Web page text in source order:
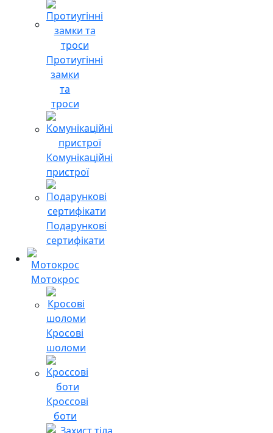
Протиугінні
замки
та
троси
Комунікаційні
пристрої
Подарункові
сертифікати
Мотокрос
Кросові
шоломи
Кроссові
боти